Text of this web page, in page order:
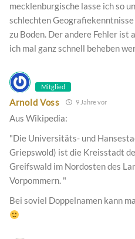
mecklenburgische lasse ich so
schlechten
zu Boden. Der andere Fehler ist
ich mal ganz schnell beheben
Mitglied
Arnold Voss 9 Jahre vor
Aus Wikipedia:
"Die Universitäts- und
Griepswold) ist die Kreisstadt
Greifswald im Nordosten des
Vorpommern. "
Bei soviel Doppelnamen kann